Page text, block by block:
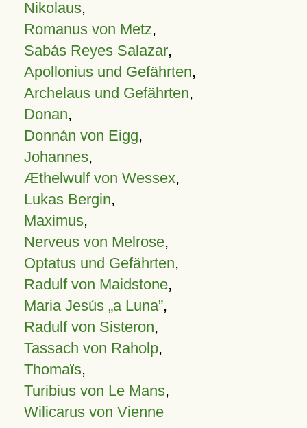
Nikolaus,
Romanus von Metz,
Sabás Reyes Salazar,
Apollonius und Gefährten,
Archelaus und Gefährten,
Donan,
Donnán von Eigg,
Johannes,
Æthelwulf von Wessex,
Lukas Bergin,
Maximus,
Nerveus von Melrose,
Optatus und Gefährten,
Radulf von Maidstone,
Maria Jesús „a Luna”,
Radulf von Sisteron,
Tassach von Raholp,
Thomaïs,
Turibius von Le Mans,
Wilicarus von Vienne